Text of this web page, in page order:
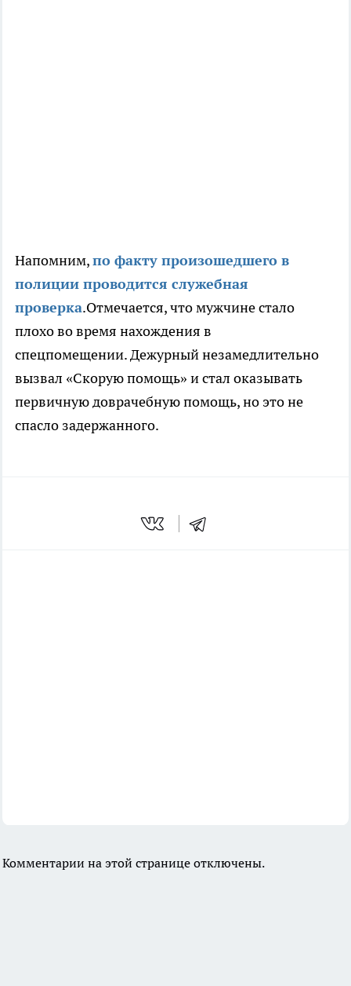
Напомним,по факту произошедшего в
полиции проводится служебная
проверка.Отмечается, что мужчине стало
плохо во время нахождения в
спецпомещении. Дежурный незамедлительно
вызвал «Скорую помощь» и стал оказывать
первичную доврачебную помощь, но это не
спасло задержанного.
Комментарии на этой странице отключены.